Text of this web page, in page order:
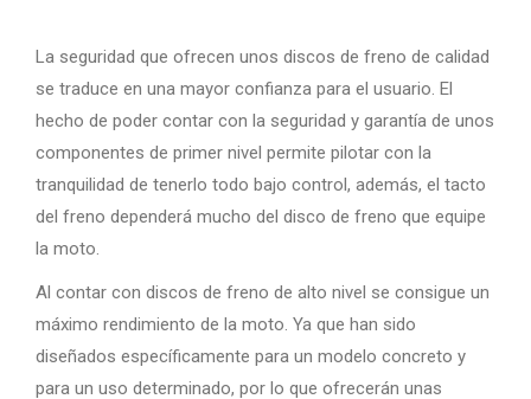
La seguridad que ofrecen unos discos de freno de calidad
se traduce en una mayor confianza para el usuario. El
hecho de poder contar con la seguridad y garantía de unos
componentes de primer nivel permite pilotar con la
tranquilidad de tenerlo todo bajo control, además, el tacto
del freno dependerá mucho del disco de freno que equipe
la moto.
Al contar con discos de freno de alto nivel se consigue un
máximo rendimiento de la moto. Ya que han sido
diseñados específicamente para un modelo concreto y
para un uso determinado, por lo que ofrecerán unas